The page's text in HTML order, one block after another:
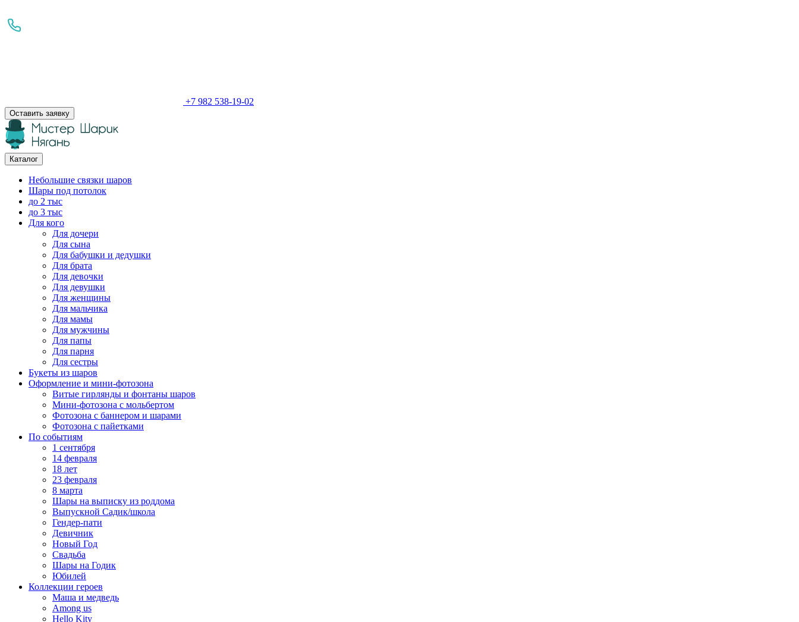
+7 982 538-19-02
Оставить заявку
Каталог
Небольшие связки шаров
Шары под потолок
до 2 тыс
до 3 тыс
Для кого
Для дочери
Для сына
Для бабушки и дедушки
Для брата
Для девочки
Для девушки
Для женщины
Для мальчика
Для мамы
Для мужчины
Для папы
Для парня
Для сестры
Букеты из шаров
Оформление и мини‑фотозона
Витые гирлянды и фонтаны шаров
Мини-фотозона с мольбертом
Фотозона с баннером и шарами
Фотозона с пайетками
По событиям
1 сентября
14 февраля
18 лет
23 февраля
8 марта
Шары на выписку из роддома
Выпускной Садик/школа
Гендер-пати
Девичник
Новый Год
Свадьба
Шары на Годик
Юбилей
Коллекции героев
Маша и медведь
Among us
Hello Kity